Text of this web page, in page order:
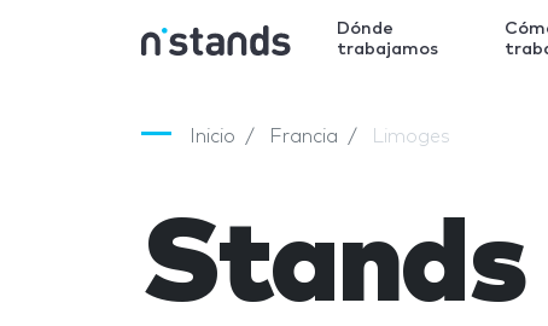
Dónde
trabajamos
Inicio Francia Limoges
Stands